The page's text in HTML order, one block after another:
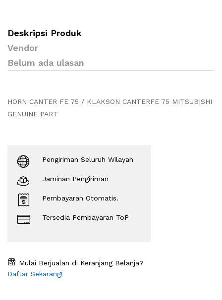
Deskripsi Produk
Vendor
Belum ada ulasan
HORN CANTER FE 75 / KLAKSON CANTERFE 75 MITSUBISHI
GENUINE PART
Pengiriman Seluruh Wilayah
Jaminan Pengiriman
Pembayaran Otomatis.
Tersedia Pembayaran ToP
Mulai Berjualan di Keranjang Belanja?
Daftar Sekarang!